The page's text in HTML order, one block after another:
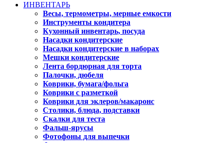
ИНВЕНТАРЬ
Весы, термометры, мерные емкости
Инструменты кондитера
Кухонный инвентарь, посуда
Насадки кондитерские
Насадки кондитерские в наборах
Мешки кондитерские
Лента бордюрная для торта
Палочки, дюбеля
Коврики, бумага/фольга
Коврики с разметкой
Коврики для эклеров/макаронс
Столики, блюда, подставки
Скалки для теста
Фальш-ярусы
Фотофоны для выпечки